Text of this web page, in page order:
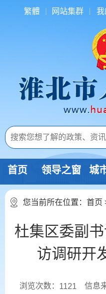
繁體 网站集群 我
首页 领导之窗 城
您当前所在位置： 首页
杜集区委副
访调研开
浏览次数： 1121
信息